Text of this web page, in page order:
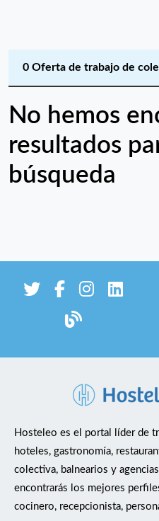
0 Oferta de trabajo de
No hemos
resultados
búsqueda
Hosteleo es el portal líder de
hoteles, gastronomía,
colectiva, balnearios y
encontrarás los mejores
cocinero, recepcionista,